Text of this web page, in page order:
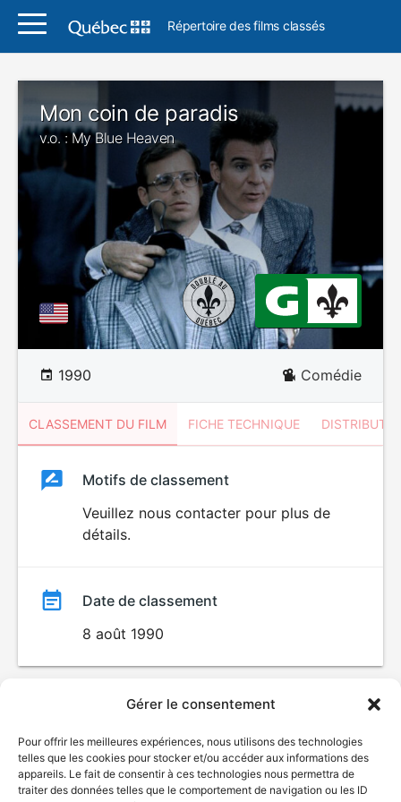
Gérer le consentement
Pour offrir les meilleures expériences, nous utilisons des technologies
telles que les cookies pour stocker et/ou accéder aux informations des
appareils. Le fait de consentir à ces technologies nous permettra de
traiter des données telles que le comportement de navigation ou les ID
Répertoire des films classés
Mon coin de paradis
v.o. : My Blue Heaven
1990 Comédie
CLASSEMENT DU FILM FICHE TECHNIQUE
ClassementClassement
Motifs de classement
Veuillez nous contacter pour plus de
détails.
Date de classement
8 août 1990